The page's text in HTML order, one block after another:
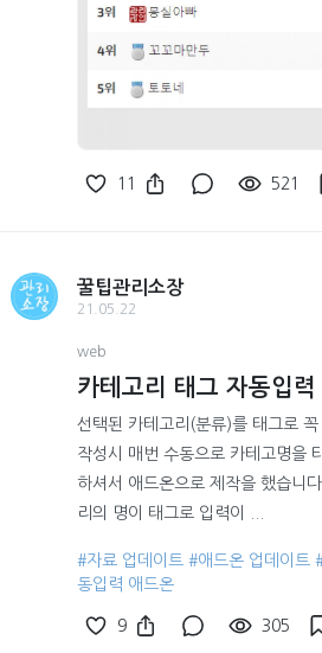
11 521
꿀팁관리소장
21.05.22
web
카테고리 태그 자동입
선택된 카테고리(분류)를 태그로
작성시 매번 수동으로 카테고명을
하셔서 애드온으로 제작을 했습니
리의 명이 태그로 입력이 ...
#자료 업데이트 #애드온 업데이트
동입력 애드온
9 305